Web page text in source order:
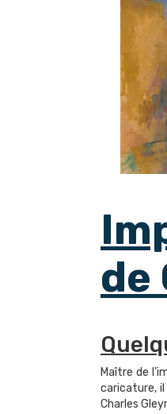
de
Maître de
caricature, il
Charles